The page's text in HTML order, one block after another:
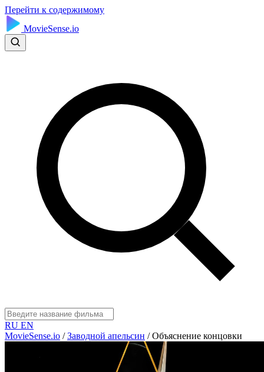
Перейти к содержимому
MovieSense.io
RU EN
MovieSense.io / Заводной апельсин / Объяснение концовки